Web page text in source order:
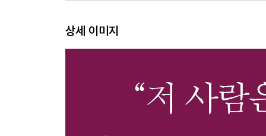
제4장. 인간관계에 대한 마인드를 바꿔라
겸손은 내 편을 끌어당기는 자석이다 / 오늘의
제5장. 내가 중심이 되면 인생이 풀린다
결국 내 삶의 주인공은 한 명 / 스스로를 지키
상세 이미지